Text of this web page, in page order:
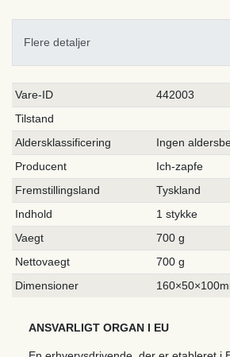
Flere detaljer
Vare-ID
442003
Tilstand
Aldersklassificering
Ingen
Producent
Ich-zapfe
Fremstillingsland
Tyskland
Indhold
1 stykke
Vaegt
700 g
Nettovaegt
700 g
Dimensioner
ANSVARLIGT ORGAN I EU